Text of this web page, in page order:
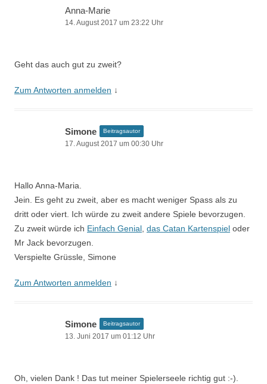
Anna-Marie
14. August 2017 um 23:22 Uhr
Geht das auch gut zu zweit?
Zum Antworten anmelden ↓
Simone Beitragsautor
17. August 2017 um 00:30 Uhr
Hallo Anna-Maria.
Jein. Es geht zu zweit, aber es macht weniger Spass als zu
dritt oder viert. Ich würde zu zweit andere Spiele bevorzugen.
Zu zweit würde ich Einfach Genial, das Catan Kartenspiel oder
Mr Jack bevorzugen.
Verspielte Grüssle, Simone
Zum Antworten anmelden ↓
Simone Beitragsautor
13. Juni 2017 um 01:12 Uhr
Oh, vielen Dank ! Das tut meiner Spielerseele richtig gut :-).